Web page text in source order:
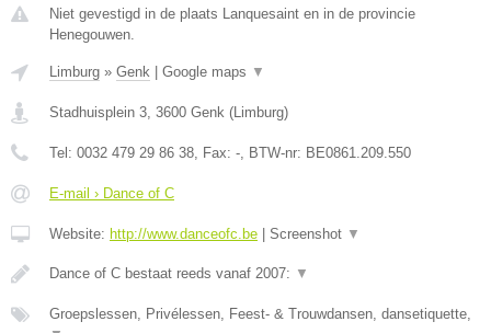
Niet gevestigd in de plaats Lanquesaint en in de provincie
Henegouwen.
Limburg » Genk | Google maps ▼
Stadhuisplein 3 3600 Genk (Limburg)
Tel: 0032 479 29 86 38 , Fax: - , BTW-nr: BE0861.209.550
E-mail › Dance of C
Website: http://www.danceofc.be | Screenshot ▼
Dance of C bestaat reeds vanaf 2007: ▼
Groepslessen, Privélessen, Feest- & Trouwdansen, dansetiquette,